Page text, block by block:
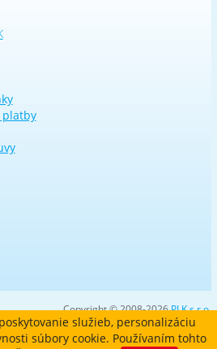
platby
Copyright © 2008-2026PLK s.r.o.
služieb, personalizáciu
súbory cookie. Používaním tohto